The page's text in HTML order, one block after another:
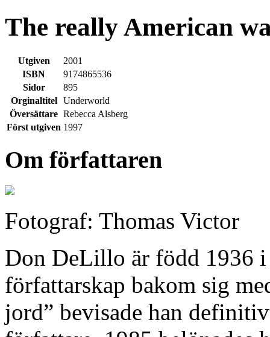
The really American
Utgiven
2001
ISBN
9174865536
Sidor
895
Orginaltitel
Underworld
Översättare Rebecca Alsberg
Först utgiven 1997
Om författaren
Fotograf: Thomas Victor
Don DeLillo är född 1936
författarskap bakom sig
jord” bevisade han